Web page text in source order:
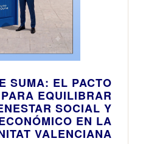
SUMA: EL PACTO
EQUILIBRAR
SOCIAL Y
EN LA
VALENCIANA